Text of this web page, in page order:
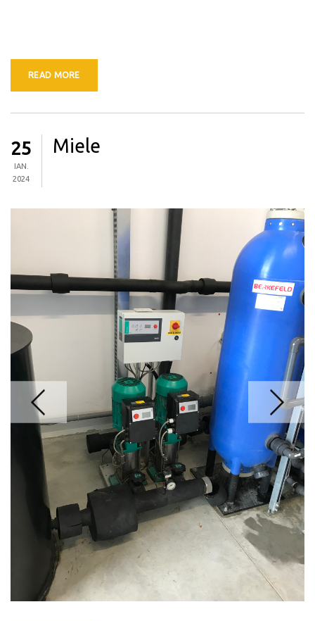
READ MORE
25
IAN.
2024
Miele